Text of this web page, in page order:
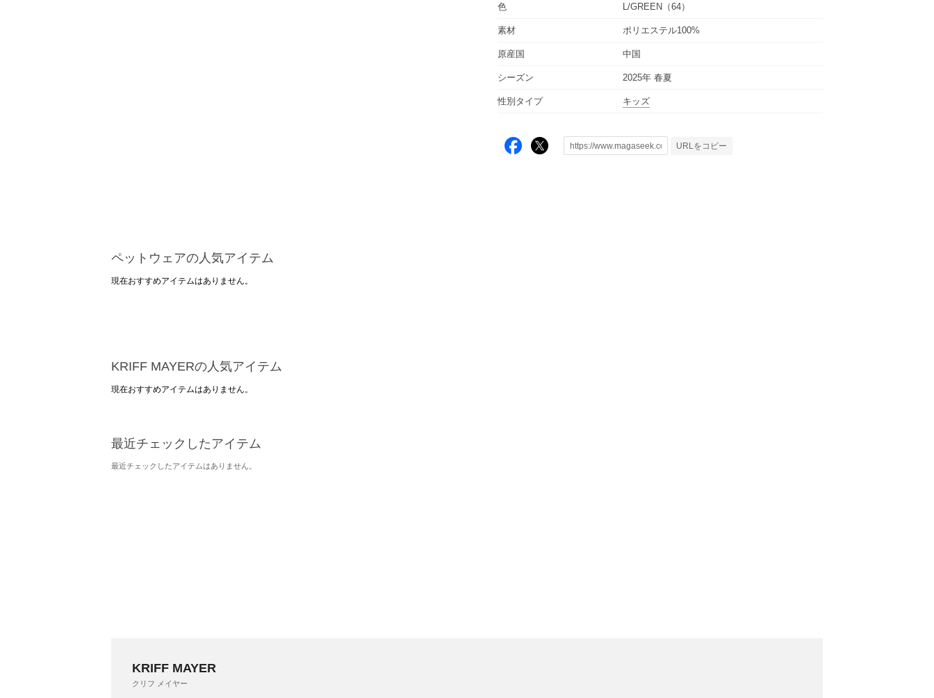
色 L/GREEN（64）
素材 ポリエステル100%
原産国 中国
シーズン 2025年 春夏
性別タイプ キッズ
URLをコピー
ペットウェアの人気アイテム
現在おすすめアイテムはありません。
KRIFF MAYERの人気アイテム
現在おすすめアイテムはありません。
最近チェックしたアイテム
最近チェックしたアイテムはありません。
KRIFF MAYER
クリフ メイヤー